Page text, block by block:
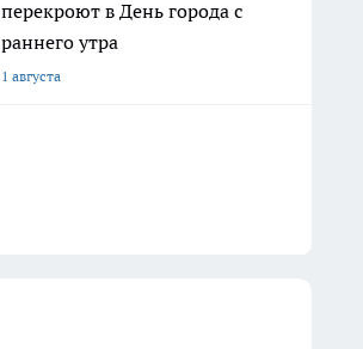
перекроют в День города с
раннего утра
1 августа